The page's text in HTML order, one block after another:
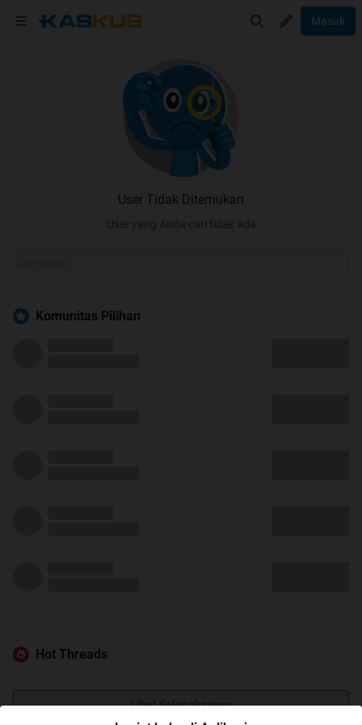
Masuk
User Tidak Ditemukan
User yang Anda cari tidak ada
Komunitas Pilihan
Hot Threads
Lihat Selengkapnya